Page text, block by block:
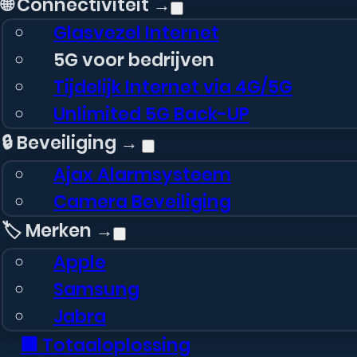
Glasvezel Internet
5G voor bedrijven
Tijdelijk Internet via 4G/5G
Unlimited 5G Back-UP
🔒 Beveiliging →
Ajax Alarmsysteem
Camera Beveiliging
🏷️ Merken →
Apple
Samsung
Jabra
🏢 Totaaloplossing